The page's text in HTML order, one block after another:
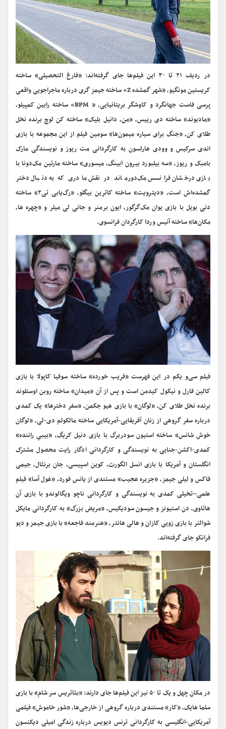
در ردیف ۲۱ تا ۳۰ این فیلم‌ها جای گرفته‌اند: «فارغ التحصیلی» ساخته
کریستین مونگیو، «شهر گمشدهZ» ساخته جیمز گری درباره ماجراجویی واقعی
پرسی فاست جهانگرد و کاوشگر بریتانیایی، « BPM» ساخته رابین کمپیلو،
«مادبوند» ساخته دی رییس، «من، دانیل بلیک» ساخته کن لوچ برنده نخل
طلای کن، «جنگ برای سیاره میمون‌ها» سومین فیلم از این مجموعه با بازی
اندی سرکیس و وودی هارلسون به کارگردانی مت ریوز و نویسندگی مارک
بامبک و ریوز، «سه بیلبورد بیرون ابینگ، میسوری» ساخته مارتین مک‌دونا با
بازی درخشان فرانسس مک‌دورماند در نقش مادری که به دنبال دختر
گمشده‌اش است، «دیترویت» ساخته کاترین بیگلو، «رگ‌یابی تی۲» ساخته
دنی بویل با بازی یوان مک‌گرگور، ایون برمنر و جانی لی میلر و «چهره ها،
مکان‌ها» ساخته آنیس وردا کارگردان فرانسوی.
فیلم سی‌و یکم در این فهرست «فریب خورده» ساخته سوفیا کاپولا با بازی
کالین فارل و نیکول کیدمن است و پس از آن «میدان» ساخته روبن اوستلوند
برنده نخل طلای کن، «لوگان» با بازی هیو جکمن، «سفر دخترها» یک کمدی
درباره سفر گروهی از زنان آفریقایی-آمریکایی ساخته مالکولم دی-لی، «لوگان
خوش شانس» ساخته استیون سودربرگ با بازی دنیل کریگ، «بیبیِ راننده»
کمدی-اکشن-جنایی به نویسندگی و کارگردانی ادگار رایت محصول مشترک
انگلستان و آمریکا با بازی انسل الگورت، کوین اسپیسی، جان برنثال، جیمی
فاکس و لیلی جیمز، «جزیره عجیب» مستندی از یانس فورد، «غول آسا» فیلم
علمی–تخیلی کمدی به نویسندگی و کارگردانی ناچو ویگالوندو با بازی آن
هاتاوی، دن استیونز و جیسون سودیکیس، «مریض بزرگ» به کارگردانی مایکل
شوالتر با بازی زویی کازان و هالی هانتر، «هنرمند فاجعه» با بازی جیمز و دیو
فرانکو جای گرفته‌اند.
در مکان چهل و یک تا ۵۰ نیز این فیلم‌ها جای دارند: «بئاتریس سر شام» با بازی
سلما هایک، «کار» مستندی درباره گروهی از خارجی‌ها، «شور خاموش» فیلمی
آمریکایی-انگلیسی به کارگردانی ترنس دیویس درباره زندگی امیلی دیکنسون